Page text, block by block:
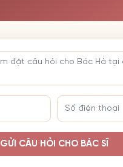
GỬI CÂU HỎI CHO BÁC SĨ